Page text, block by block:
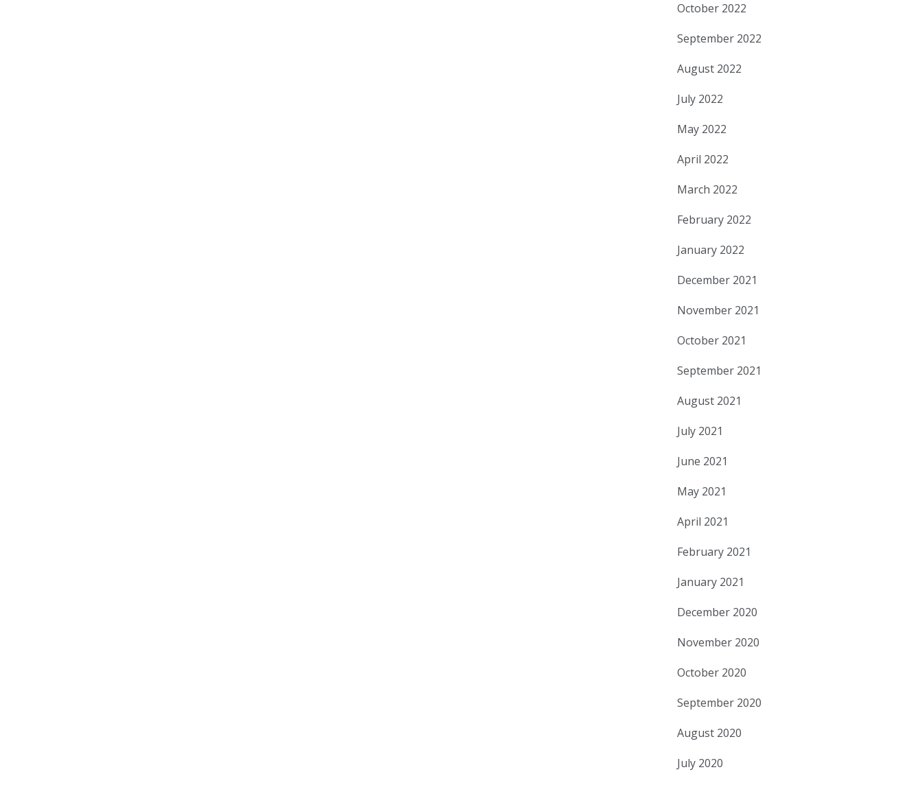
October 2022
September 2022
August 2022
July 2022
May 2022
April 2022
March 2022
February 2022
January 2022
December 2021
November 2021
October 2021
September 2021
August 2021
July 2021
June 2021
May 2021
April 2021
February 2021
January 2021
December 2020
November 2020
October 2020
September 2020
August 2020
July 2020